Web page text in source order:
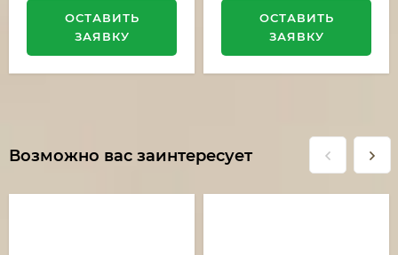
ОСТАВИТЬ
ЗАЯВКУ
ОСТАВИТЬ
ЗАЯВКУ
Возможно вас заинтересует